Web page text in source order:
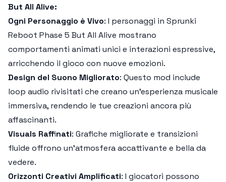
But All Alive:
Ogni Personaggio è Vivo: I personaggi in Sprunki
Reboot Phase 5 But All Alive mostrano
comportamenti animati unici e interazioni espressive,
arricchendo il gioco con nuove emozioni.
Design del Suono Migliorato: Questo mod include
loop audio rivisitati che creano un’esperienza musicale
immersiva, rendendo le tue creazioni ancora più
affascinanti.
Visuals Raffinati: Grafiche migliorate e transizioni
fluide offrono un’atmosfera accattivante e bella da
vedere.
Orizzonti Creativi Amplificati: I giocatori possono